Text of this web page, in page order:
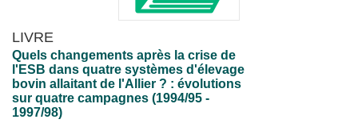
LIVRE
Quels changements après la crise de
l'ESB dans quatre systèmes d'élevage
bovin allaitant de l'Allier ? : évolutions
sur quatre campagnes (1994/95 -
1997/98)